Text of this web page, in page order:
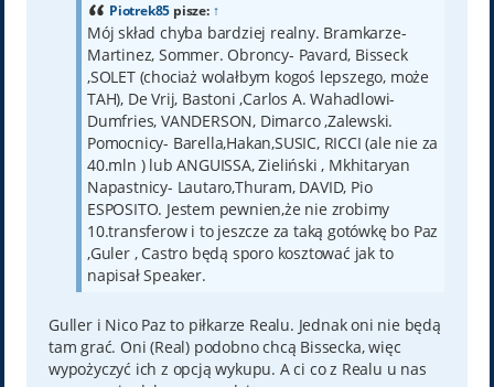
Piotrek85 pisze: ↑
Mój skład chyba bardziej realny. Bramkarze-
Martinez, Sommer. Obroncy- Pavard, Bisseck
,SOLET (chociaż wolałbym kogoś lepszego, może
TAH), De Vrij, Bastoni ,Carlos A. Wahadlowi-
Dumfries, VANDERSON, Dimarco ,Zalewski.
Pomocnicy- Barella,Hakan,SUSIC, RICCI (ale nie za
40.mln ) lub ANGUISSA, Zieliński , Mkhitaryan
Napastnicy- Lautaro,Thuram, DAVID, Pio
ESPOSITO. Jestem pewnien,że nie zrobimy
10.transferow i to jeszcze za taką gotówkę bo Paz
,Guler , Castro będą sporo kosztować jak to
napisał Speaker.
Guller i Nico Paz to piłkarze Realu. Jednak oni nie będą
tam grać. Oni (Real) podobno chcą Bissecka, więc
wypożyczyć ich z opcją wykupu. A ci co z Realu u nas